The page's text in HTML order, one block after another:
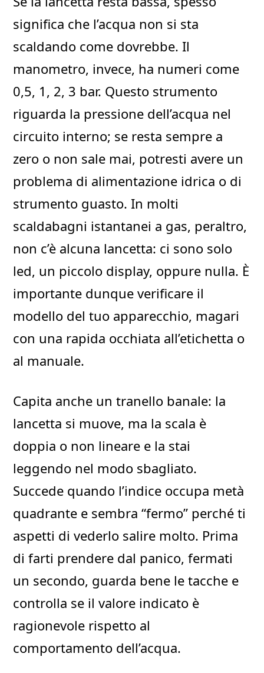
significa che l’acqua non si sta
scaldando come dovrebbe. Il
manometro, invece, ha numeri come
0,5, 1, 2, 3 bar. Questo strumento
riguarda la pressione dell’acqua nel
circuito interno; se resta sempre a
zero o non sale mai, potresti avere un
problema di alimentazione idrica o di
strumento guasto. In molti
scaldabagni istantanei a gas, peraltro,
non c’è alcuna lancetta: ci sono solo
led, un piccolo display, oppure nulla. È
importante dunque verificare il
modello del tuo apparecchio, magari
con una rapida occhiata all’etichetta o
al manuale.
Capita anche un tranello banale: la
lancetta si muove, ma la scala è
doppia o non lineare e la stai
leggendo nel modo sbagliato.
Succede quando l’indice occupa metà
quadrante e sembra “fermo” perché ti
aspetti di vederlo salire molto. Prima
di farti prendere dal panico, fermati
un secondo, guarda bene le tacche e
controlla se il valore indicato è
ragionevole rispetto al
comportamento dell’acqua.